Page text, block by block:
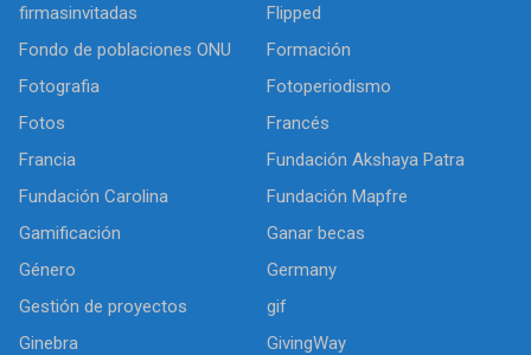
firmasinvitadas
Flipped
Fondo de poblaciones ONU
Formación
Fotografia
Fotoperiodismo
Fotos
Francés
Francia
Fundación Akshaya Patra
Fundación Carolina
Fundación Mapfre
Gamificación
Ganar becas
Género
Germany
Gestión de proyectos
gif
Ginebra
GivingWay